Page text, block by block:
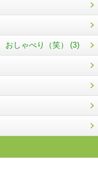
ゃべり（笑） (3)